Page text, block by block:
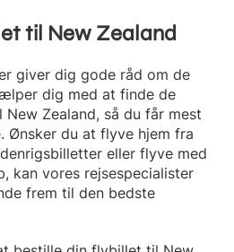
til New Zealand
giver dig gode råd om de
dig med at finde de
Zealand, så du får mest
Ønsker du at flyve hjem fra
eller flyve med
kan vores rejsespecialister
frem til den bedste